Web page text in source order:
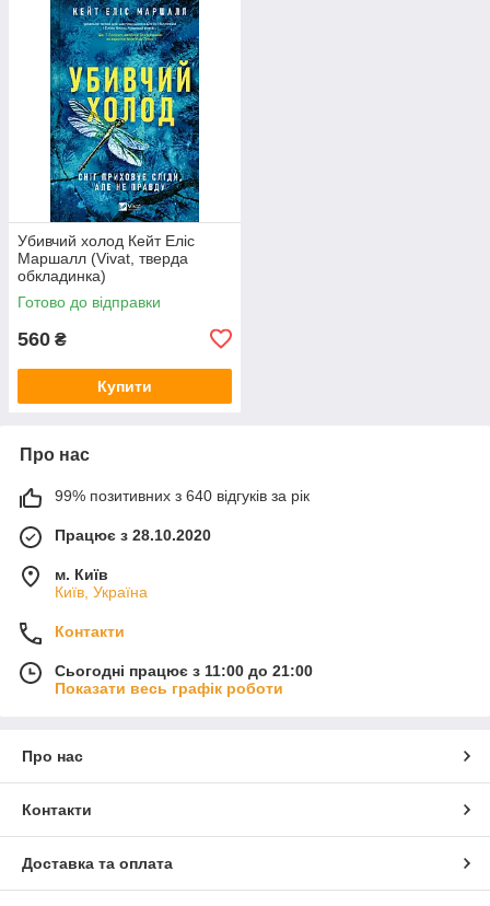
Убивчий холод Кейт Еліс
Маршалл (Vivat, тверда
обкладинка)
Готово до відправки
560 ₴
Купити
Про нас
99% позитивних з 640 відгуків за рік
Працює з 28.10.2020
м. Київ
Київ, Україна
Контакти
Сьогодні працює з 11:00 до 21:00
Показати весь графік роботи
Про нас
Контакти
Доставка та оплата